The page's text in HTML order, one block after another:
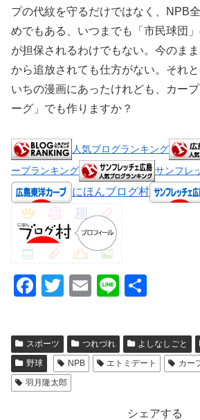
プの代紋を守るだけではなく、NPB
めでもある、いつまでも「市民球団
が担保されるわけでもない。今のま
から追放されても仕方がない。それ
いちの漫画にあったけれども、カー
ーグ」でも作りますか？
人気ブログランキング
ープランキング
サンフレ
にほんブログ村
F
c
e
b
o
T
tt
er
E
ail
Li
e
スポーツ つれづれ よしなしごと
野球
NPB エトミデート カー
羽月隆太郎
シェアする